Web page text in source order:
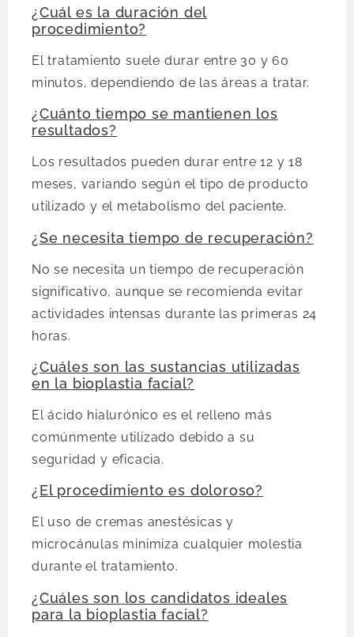
¿Cuál es la duración del
procedimiento?
El tratamiento suele durar entre 30 y 60
minutos, dependiendo de las áreas a tratar.
¿Cuánto tiempo se mantienen los
resultados?
Los resultados pueden durar entre 12 y 18
meses, variando según el tipo de producto
utilizado y el metabolismo del paciente.
¿Se necesita tiempo de recuperación?
No se necesita un tiempo de recuperación
significativo, aunque se recomienda evitar
actividades intensas durante las primeras 24
horas.
¿Cuáles son las sustancias utilizadas
en la bioplastia facial?
El ácido hialurónico es el relleno más
comúnmente utilizado debido a su
seguridad y eficacia.
¿El procedimiento es doloroso?
El uso de cremas anestésicas y
microcánulas minimiza cualquier molestia
durante el tratamiento.
¿Cuáles son los candidatos ideales
para la bioplastia facial?